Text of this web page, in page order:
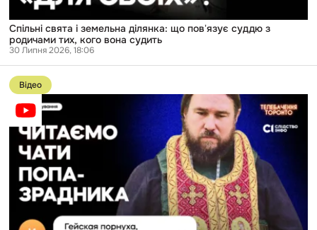
судить
Спільні свята і земельна ділянка: що повʼязує суддю з
родичами тих, кого вона судить
30 Липня 2026, 18:06
Перейти
до
публікації
Злив
чатів
попа-
зрадника:
знайшли,
ФСБ
вербує
священників
Відео